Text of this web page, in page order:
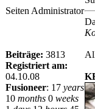
Seiten Administrator
Beiträge: 3813
Registriert am:
04.10.08
Fusioneer: 17 years
10 months 0 weeks